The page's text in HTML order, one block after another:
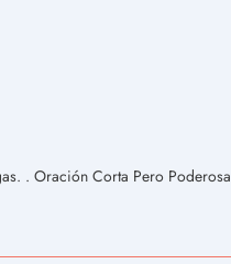
. Oración Corta Pero Poderosa